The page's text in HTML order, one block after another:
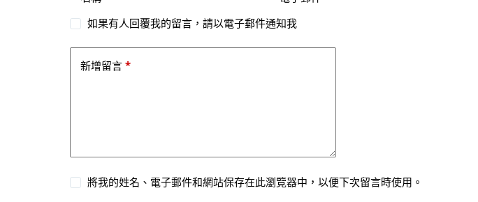
如果有人回覆我的留言，請以電子郵件通知我
新增留言 *
將我的姓名、電子郵件和網站保存在此瀏覽器中，以便下次留言時使用。